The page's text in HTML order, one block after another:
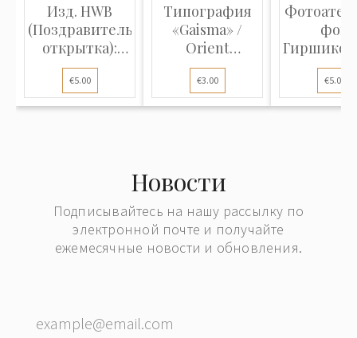
Изд. HWB
(Поздравительная
открытка):
Зимний в...
€5.00
Типография
«Gaisma» /
Orient
(Религиозная
отк...
€3.00
фон
фо...
€5.00
Новости
Подписывайтесь на нашу рассылку по
электронной почте и получайте
ежемесячные новости и обновления.